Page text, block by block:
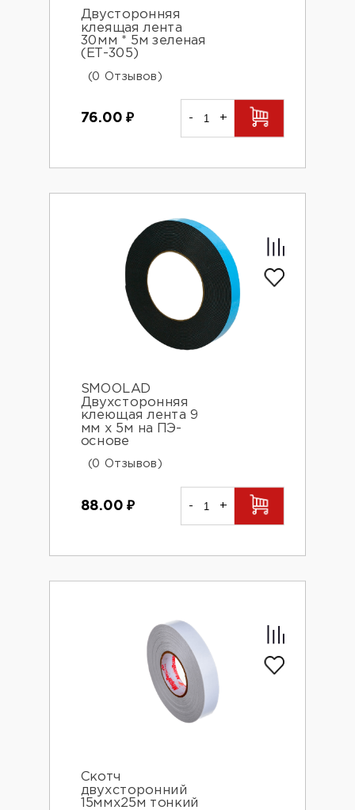
Двусторонняя
клеящая лента
30мм * 5м зеленая
(ЕТ-305)
(0 Отзывов)
76.00₽ - +
SMOOLAD
Двухсторонняя
клеющая лента 9
мм х 5м на ПЭ-
основе
(0 Отзывов)
88.00 ₽ - +
Скотч
двухсторонний
15ммх25м тонкий